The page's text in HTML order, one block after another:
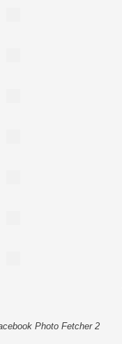
Photo Fetcher 2